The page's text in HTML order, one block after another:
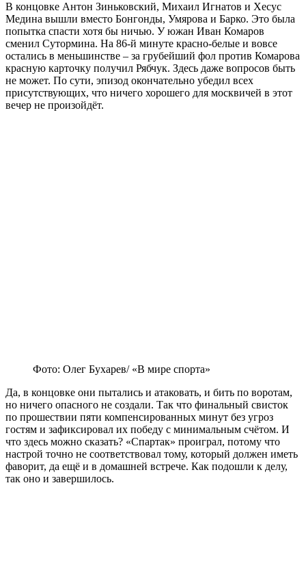
В концовке Антон Зиньковский, Михаил Игнатов и Хесус
Медина вышли вместо Бонгонды, Умярова и Барко. Это была
попытка спасти хотя бы ничью. У южан Иван Комаров
сменил Сутормина. На 86-й минуте красно-белые и вовсе
остались в меньшинстве – за грубейший фол против Комарова
красную карточку получил Рябчук. Здесь даже вопросов быть
не может. По сути, эпизод окончательно убедил всех
присутствующих, что ничего хорошего для москвичей в этот
вечер не произойдёт.
Фото: Олег Бухарев/ «В мире спорта»
Да, в концовке они пытались и атаковать, и бить по воротам,
но ничего опасного не создали. Так что финальный свисток
по прошествии пяти компенсированных минут без угроз
гостям и зафиксировал их победу с минимальным счётом. И
что здесь можно сказать? «Спартак» проиграл, потому что
настрой точно не соответствовал тому, который должен иметь
фаворит, да ещё и в домашней встрече. Как подошли к делу,
так оно и завершилось.